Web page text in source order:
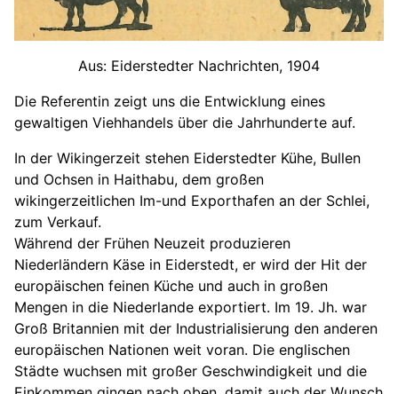
Aus: Eiderstedter Nachrichten, 1904
Die Referentin zeigt uns die Entwicklung eines
gewaltigen Viehhandels über die Jahrhunderte auf.
In der Wikingerzeit stehen Eiderstedter Kühe, Bullen
und Ochsen in Haithabu, dem großen
wikingerzeitlichen Im-und Exporthafen an der Schlei,
zum Verkauf.
Während der Frühen Neuzeit produzieren
Niederländern Käse in Eiderstedt, er wird der Hit der
europäischen feinen Küche und auch in großen
Mengen in die Niederlande exportiert. Im 19. Jh. war
Groß Britannien mit der Industrialisierung den anderen
europäischen Nationen weit voran. Die englischen
Städte wuchsen mit großer Geschwindigkeit und die